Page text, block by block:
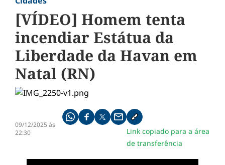
[VÍDEO] Homem tenta
incendiar Estátua da
Liberdade da Havan em
Natal (RN)
09/12/2025 às
22:30
Compartilhe pelo whatsapp
Compartilhar no facebook
Compartilhar no twitter
Compartilhe pelo email
Copiar link da notícia
Link copiado para a área
de transferência